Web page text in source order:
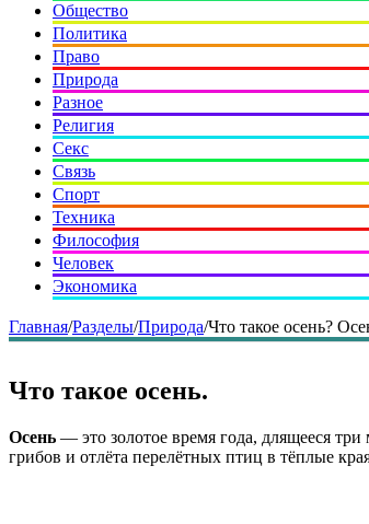
Общество
Политика
Право
Природа
Разное
Религия
Секс
Связь
Спорт
Техника
Философия
Человек
Экономика
Главная/Разделы/Природа/Что такое осень?
Что такое осень.
Осень — это золотое время года, длящееся
грибов и отлёта перелётных птиц в тёплые